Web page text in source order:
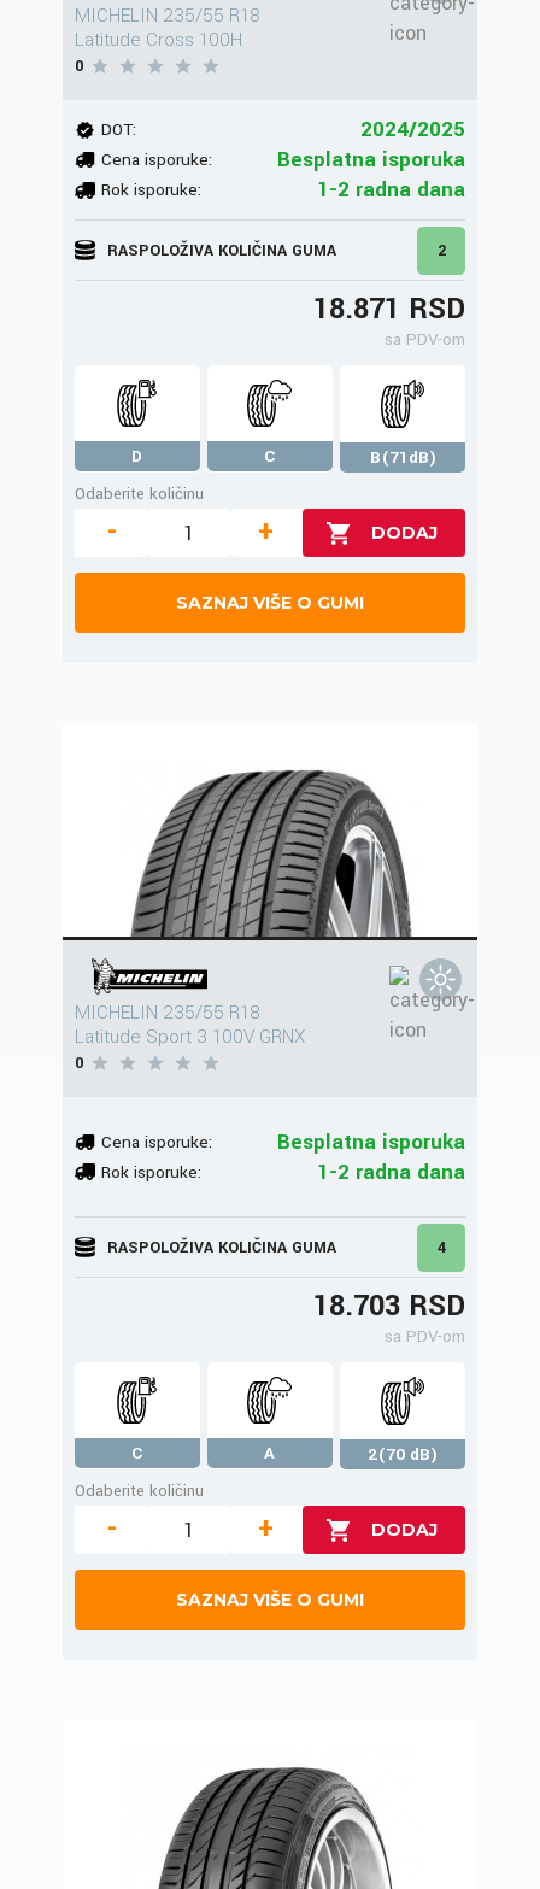
MICHELIN 235/55 R18
Latitude Cross 100H
0
DOT: 2024/2025
Cena isporuke: Besplatna isporuka
Rok isporuke: 1-2 radna dana
RASPOLOŽIVA KOLIČINA GUMA 2
18.871 RSD
sa PDV-om
D C
B(71dB)
Odaberite količinu
- +
SAZNAJ VIŠE O GUMI
MICHELIN 235/55 R18
Latitude Sport 3 100V GRNX
0
Cena isporuke: Besplatna isporuka
Rok isporuke: 1-2 radna dana
RASPOLOŽIVA KOLIČINA GUMA 4
18.703 RSD
sa PDV-om
C A
2(70 dB)
Odaberite količinu
- +
SAZNAJ VIŠE O GUMI